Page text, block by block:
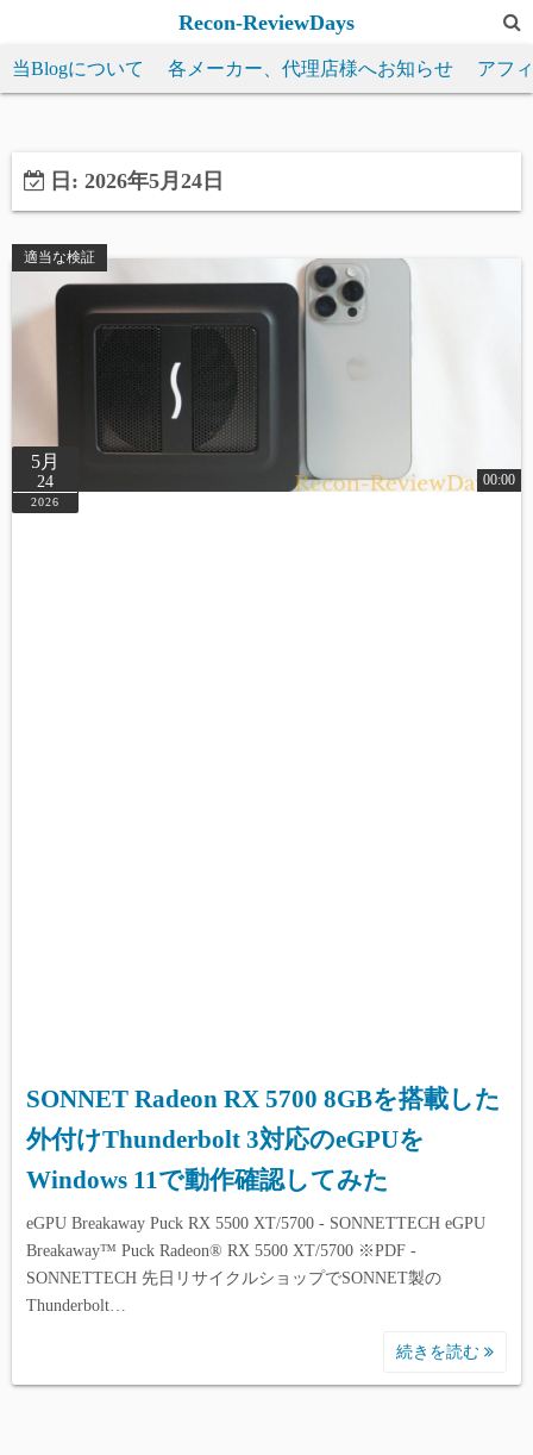
テ
ッ
Recon-ReviewDays
当Blogについて 各メーカー、代理店様へお知らせ アフ
日: 2026年5月24日
適当な検証
5月
24
2026
00:00
SONNET Radeon RX 5700 8GBを搭載した
外付けThunderbolt 3対応のeGPUを
Windows 11で動作確認してみた
eGPU Breakaway Puck RX 5500 XT/5700 - SONNETTECH eGPU
Breakaway™ Puck Radeon® RX 5500 XT/5700 ※PDF -
SONNETTECH 先日リサイクルショップでSONNET製の
Thunderbolt…
続きを読む